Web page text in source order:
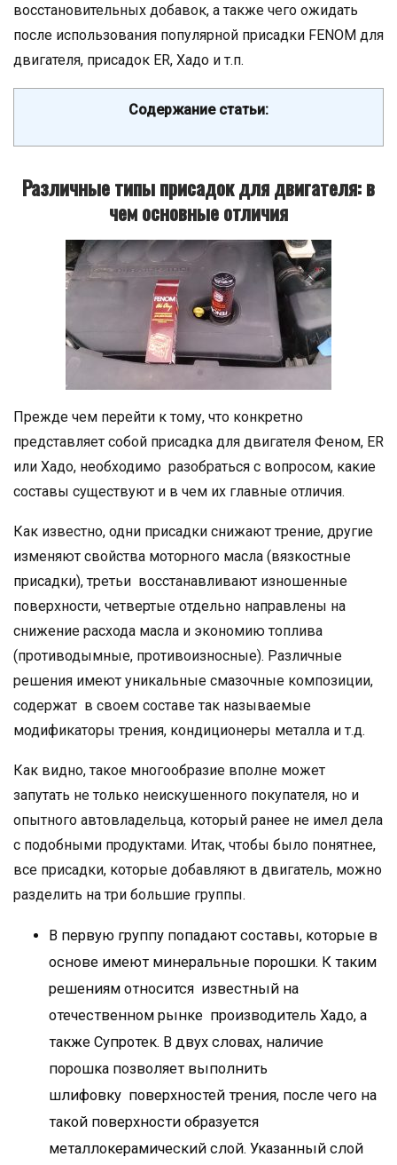
восстановительных добавок, а также чего ожидать
после использования популярной присадки FENOM для
двигателя, присадок ER, Хадо и т.п.
Содержание статьи:
Различные типы присадок для двигателя: в
чем основные отличия
Прежде чем перейти к тому, что конкретно
представляет собой присадка для двигателя Феном, ER
или Хадо, необходимо разобраться с вопросом, какие
составы существуют и в чем их главные отличия.
Как известно, одни присадки снижают трение, другие
изменяют свойства моторного масла (вязкостные
присадки), третьи восстанавливают изношенные
поверхности, четвертые отдельно направлены на
снижение расхода масла и экономию топлива
(противодымные, противоизносные). Различные
решения имеют уникальные смазочные композиции,
содержат в своем составе так называемые
модификаторы трения, кондиционеры металла и т.д.
Как видно, такое многообразие вполне может
запутать не только неискушенного покупателя, но и
опытного автовладельца, который ранее не имел дела
с подобными продуктами. Итак, чтобы было понятнее,
все присадки, которые добавляют в двигатель, можно
разделить на три большие группы.
В первую группу попадают составы, которые в
основе имеют минеральные порошки. К таким
решениям относится известный на
отечественном рынке производитель Хадо, а
также Супротек. В двух словах, наличие
порошка позволяет выполнить
шлифовку поверхностей трения, после чего на
такой поверхности образуется
металлокерамический слой. Указанный слой